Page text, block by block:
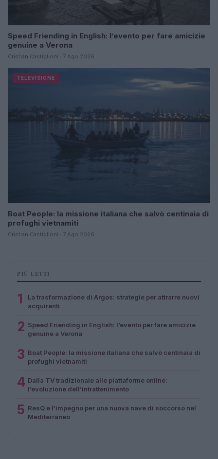
Speed Friending in English: l’evento per fare amicizie
genuine a Verona
Cristian Castiglioni · 7 Ago 2026
TELEVISIONE
Boat People: la missione italiana che salvò centinaia di
profughi vietnamiti
Cristian Castiglioni · 7 Ago 2026
PIÙ LETTI
1
La trasformazione di Argos: strategie per attrarre nuovi
acquirenti
2 Speed Friending in English: l’evento per fare amicizie
genuine a Verona
3 Boat People: la missione italiana che salvò centinaia di
profughi vietnamiti
4 Dalla TV tradizionale alle piattaforme online:
l’evoluzione dell’intrattenimento
5 ResQ e l’impegno per una nuova nave di soccorso nel
Mediterraneo